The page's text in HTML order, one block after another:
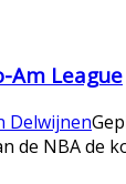
Am League
Delwijnen
de NBA de